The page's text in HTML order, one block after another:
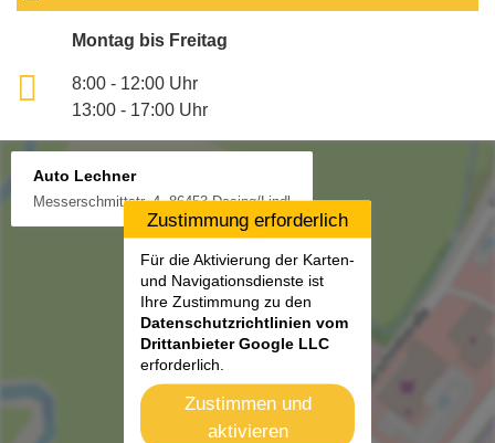
Montag bis Freitag
8:00 - 12:00 Uhr
13:00 - 17:00 Uhr
Auto Lechner
Messerschmittstr. 4, 86453 Dasing/Lindl
Zustimmung erforderlich
Für die Aktivierung der Karten-
und Navigationsdienste ist
Ihre Zustimmung zu den
Datenschutzrichtlinien vom
Drittanbieter Google LLC
erforderlich.
Zustimmen und
aktivieren